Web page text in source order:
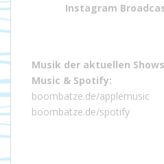
Instagram
Musik der aktuellen
Music & Spotify:
boombatze.de/applemusic
boombatze.de/spotify